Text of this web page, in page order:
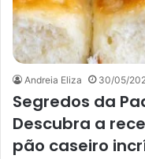
Andreia Eliza 30/05/
Segredos da
Descubra a
pão caseiro